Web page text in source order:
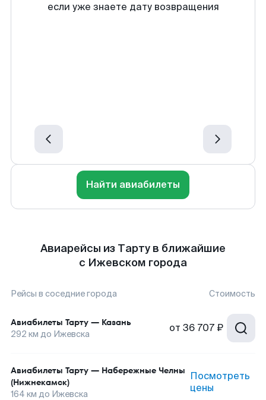
если уже знаете дату возвращения
Найти авиабилеты
Авиарейсы из Тарту в ближайшие
с Ижевском города
Рейсы в соседние города Стоимость
Авиабилеты Тарту — Казань
292 км до Ижевска от 36 707 ₽
Авиабилеты Тарту — Набережные Челны
(Нижнекамск)
164 км до Ижевска
Посмотреть
цены